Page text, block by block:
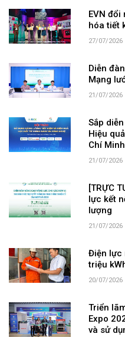
EVN đổi
hóa tiết
27/07/2026
Diễn
Mạng
21/07/2026
Sắp
Hiệu
Chí Minh
21/07/2026
[TRỰC
lực kết
lượng
21/07/2026
Điện lực
triệu
20/07/2026
Triển
Expo
và sử